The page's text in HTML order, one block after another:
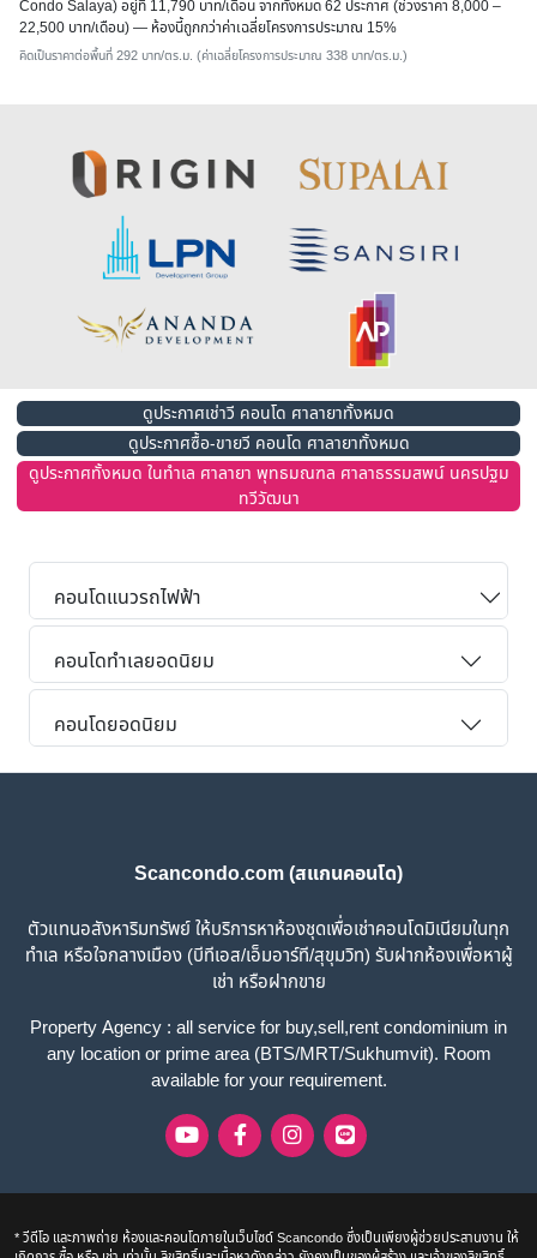
Condo Salaya) อยู่ที่ 11,790 บาท/เดือน จากทั้งหมด 62 ประกาศ (ช่วงราคา 8,000 –
22,500 บาท/เดือน) — ห้องนี้ถูกกว่าค่าเฉลี่ยโครงการประมาณ 15%
คิดเป็นราคาต่อพื้นที่ 292 บาท/ตร.ม. (ค่าเฉลี่ยโครงการประมาณ 338 บาท/ตร.ม.)
ดูประกาศเช่าวี คอนโด ศาลายาทั้งหมด
ดูประกาศซื้อ-ขายวี คอนโด ศาลายาทั้งหมด
ดูประกาศทั้งหมด ในทำเล ศาลายา พุทธมณฑล ศาลาธรรมสพน์ นครปฐม
ทวีวัฒนา
คอนโดแนวรถไฟฟ้า
คอนโดทำเลยอดนิยม
คอนโดยอดนิยม
Scancondo.com (สแกนคอนโด)
ตัวแทนอสังหาริมทรัพย์ ให้บริการหาห้องชุดเพื่อเช่าคอนโดมิเนียมในทุก
ทำเล หรือใจกลางเมือง (บีทีเอส/เอ็มอาร์ที/สุขุมวิท) รับฝากห้องเพื่อหาผู้
เช่า หรือฝากขาย
Property Agency : all service for buy,sell,rent condominium in
any location or prime area (BTS/MRT/Sukhumvit). Room
available for your requirement.
* วีดีโอ และภาพถ่าย ห้องและคอนโดภายในเว็บไซด์ Scancondo ซึ่งเป็นเพียงผู้ช่วยประสานงาน ให้